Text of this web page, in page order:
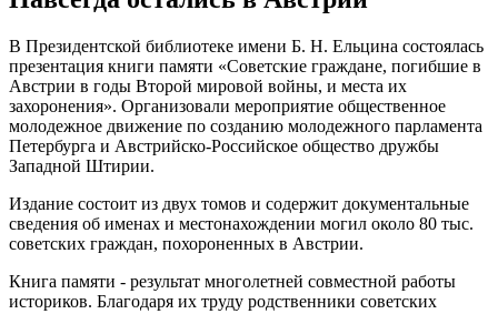
В Президентской библиотеке имени Б. Н. Ельцина состоялась
презентация книги памяти «Советские граждане, погибшие в
Австрии в годы Второй мировой войны, и места их
захоронения». Организовали мероприятие общественное
молодежное движение по созданию молодежного парламента
Петербурга и Австрийско-Российское общество дружбы
Западной Штирии.
Издание состоит из двух томов и содержит документальные
сведения об именах и местонахождении могил около 80 тыс.
советских граждан, похороненных в Австрии.
Книга памяти - результат многолетней совместной работы
историков. Благодаря их труду родственники советских